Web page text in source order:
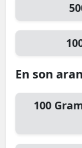
En son
100